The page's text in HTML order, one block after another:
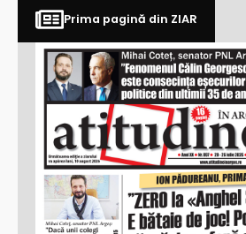
Prima pagină din ZIAR